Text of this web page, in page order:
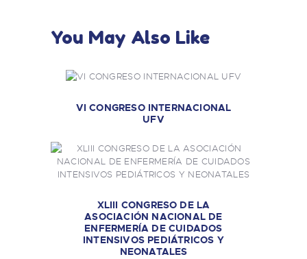
You May Also Like
VI CONGRESO INTERNACIONAL
UFV
XLIII CONGRESO DE LA
ASOCIACIÓN NACIONAL DE
ENFERMERÍA DE CUIDADOS
INTENSIVOS PEDIÁTRICOS Y
NEONATALES